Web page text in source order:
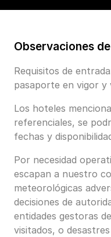
Observaciones
Requisitos de
pasaporte en vigor y
Los hoteles
referenciales, se
fechas y
Por necesidad
escapan a nuestro
meteorológicas
decisiones de
entidades gestoras
visitados, o